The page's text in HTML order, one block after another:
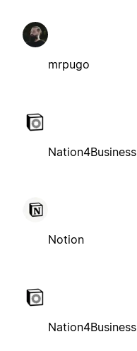
mrpugo
Nation4Business
Notion
Nation4Business